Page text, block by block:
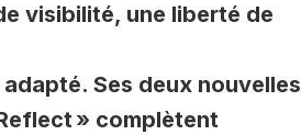
visibilité, une liberté de
Ses deux nouvelles
» complètent